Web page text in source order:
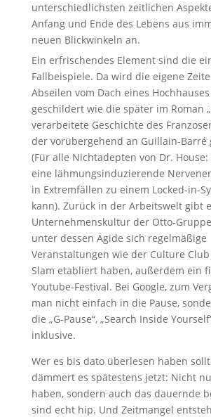
unterschiedlichsten zeitlichen
Anfang und Ende des Lebens aus
neuen Blickwinkeln an.
Ein erfrischendes Element sind die
Fallbeispiele. Da wird die eigene
Abseilen vom Dach eines
geschildert wie die später im Roman
verarbeitete Geschichte des
der vorübergehend an Guillain-Barré
(Für alle Nichtadepten von Dr. House:
eine lähmungsinduzierende
in Extremfällen zu einem Locked-in-
kann). Zurück in der Arbeitswelt gibt
Unternehmenskultur der Otto-
unter dessen Ägide sich regelmäßige
Veranstaltungen wie der Culture
Slam etabliert haben, außerdem ein
Youtube-Festival. Bei Google, zum
man nicht einfach in die Pause,
die „G-Pause“, „Search Inside
inklusive.
Wer es bis dato überlesen haben
dämmert es spätestens jetzt: Nicht
haben, sondern auch das dauernde
sind echt hip. Und Zeitmangel